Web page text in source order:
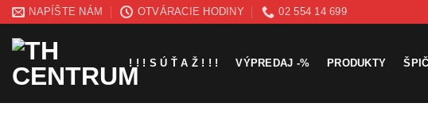
Skip
content
NAPÍŠTE NÁM OTVÁRACIE HODINY 02 554 14 699
! ! ! S Ú Ť A Ž ! ! ! VÝPREDAJ -% PRODUKTY